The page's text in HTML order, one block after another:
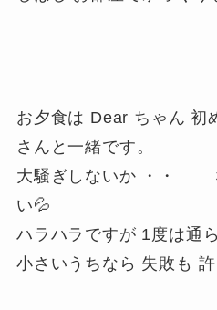
お夕食は Dear ちゃん 初
さんと一緒です。
大騒ぎしないか ・・
い💦
ハラハラですが 1度は通
小さいうちなら 失敗も